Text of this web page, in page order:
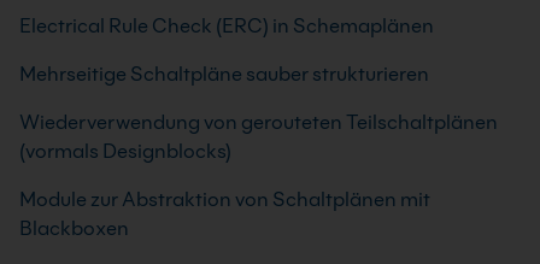
Electrical Rule Check (ERC) in Schemaplänen
Mehrseitige Schaltpläne sauber strukturieren
Wiederverwendung von gerouteten Teilschaltplänen
(vormals Designblocks)
Module zur Abstraktion von Schaltplänen mit
Blackboxen